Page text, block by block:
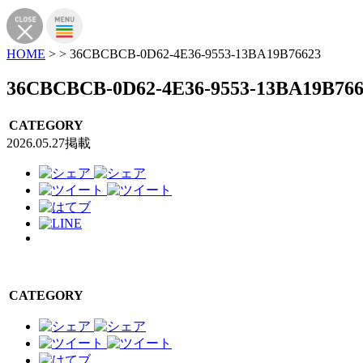
HOME > > 36CBCBCB-0D62-4E36-9553-13BA19B76623
36CBCBCB-0D62-4E36-9553-
CATEGORY
2026.05.27掲載
CATEGORY